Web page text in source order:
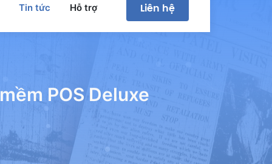
Liên hệ
Tin tức Hỗ trợ
POS Deluxe